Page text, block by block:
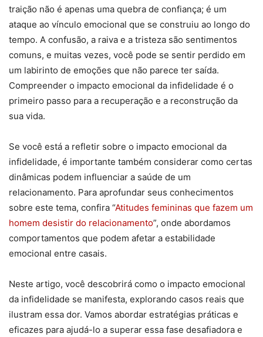
traição não é apenas uma quebra de confiança; é um
ataque ao vínculo emocional que se construiu ao longo do
tempo. A confusão, a raiva e a tristeza são sentimentos
comuns, e muitas vezes, você pode se sentir perdido em
um labirinto de emoções que não parece ter saída.
Compreender o impacto emocional da infidelidade é o
primeiro passo para a recuperação e a reconstrução da
sua vida.
Se você está a refletir sobre o impacto emocional da
infidelidade, é importante também considerar como certas
dinâmicas podem influenciar a saúde de um
relacionamento. Para aprofundar seus conhecimentos
sobre este tema, confira “Atitudes femininas que fazem um
homem desistir do relacionamento”, onde abordamos
comportamentos que podem afetar a estabilidade
emocional entre casais.
Neste artigo, você descobrirá como o impacto emocional
da infidelidade se manifesta, explorando casos reais que
ilustram essa dor. Vamos abordar estratégias práticas e
eficazes para ajudá-lo a superar essa fase desafiadora e